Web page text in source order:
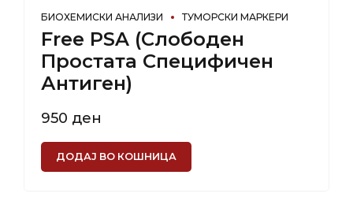
БИОХЕМИСКИ АНАЛИЗИ ТУМОРСКИ МАРКЕРИ
Free PSA (Слободен
Простата Специфичен
Антиген)
950 ден
ДОДАЈ ВО КОШНИЦА